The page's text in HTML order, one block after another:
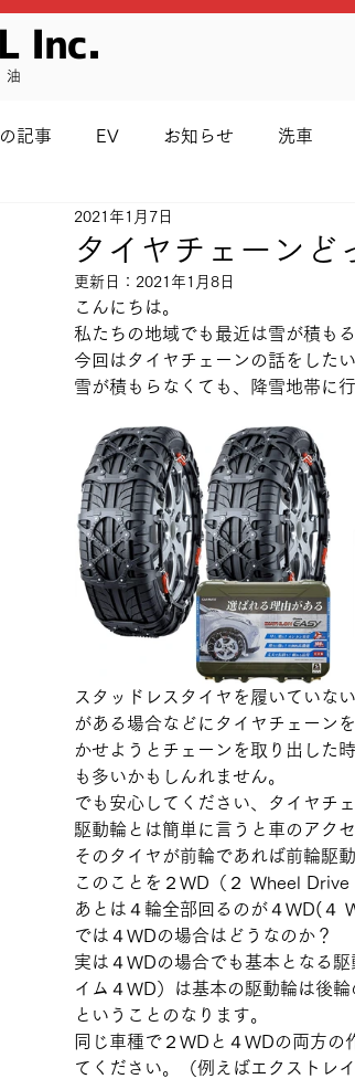
Inc.
記事 EV お知らせ 洗車
ワイパー 地元のコト
タイヤチェーンど
2021年1月7日
更新日： 2021年1月8日
こんにちは。
私たちの地域でも最近は雪が積も
今回はタイヤチェーンの話をしたい
雪が積もらなくても、降雪地帯に
スタッドレスタイヤを履いていな
がある場合などにタイヤチェーン
かせようとチェーンを取り出し
も多いかもしんれません。
でも安心してください、タイヤチ
駆動輪とは簡単に言うと車のアク
そのタイヤが前輪であれば前輪駆
このことを２WD（２ Wheel Drive
あとは４輪全部回るのが４WD(４
では４WDの場合はどうなのか？
実は４WDの場合でも基本となる
イム４WD）は基本の駆動輪は後
ということのなります。
同じ車種で２WDと４WDの両方
てください。（例えばエクストレイ